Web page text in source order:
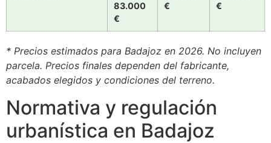
83.000
€
€
€
* Precios estimados para Badajoz en 2026. No incluyen
parcela. Precios finales dependen del fabricante,
acabados elegidos y condiciones del terreno.
Normativa y regulación
urbanística en Badajoz